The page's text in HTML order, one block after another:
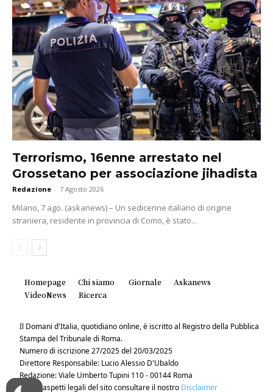
Terrorismo, 16enne arrestato nel
Grossetano per associazione jihadista
Redazione - 7 Agosto 2026
Milano, 7 ago. (askanews) – Un sedicenne italiano di origine
straniera, residente in provincia di Como, è stato...
Homepage Chi siamo Giornale
Askanews
VideoNews
Ricerca
Il Domani d'Italia, quotidiano online, è iscritto al Registro della Pubblica
Stampa del Tribunale di Roma.
Numero di iscrizione 27/2025 del 20/03/2025
Direttore Responsabile: Lucio Alessio D'Ubaldo
Redazione: Viale Umberto Tupini 110 - 00144 Roma
Per gli aspetti legali del sito consultare il nostro Disclaimer